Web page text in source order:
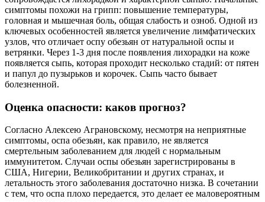
симптомы похожи на грипп: повышение температуры,
головная и мышечная боль, общая слабость и озноб. Одной из
ключевых особенностей является увеличение лимфатических
узлов, что отличает оспу обезьян от натуральной оспы и
ветрянки. Через 1-3 дня после появления лихорадки на коже
появляется сыпь, которая проходит несколько стадий: от пятен
и папул до пузырьков и корочек. Сыпь часто бывает
болезненной.
Оценка опасности: каков прогноз?
Согласно Алексею Аграновскому, несмотря на неприятные
симптомы, оспа обезьян, как правило, не является
смертельным заболеванием для людей с нормальным
иммунитетом. Случаи оспы обезьян зарегистрированы в
США, Нигерии, Великобритании и других странах, и
летальность этого заболевания достаточно низка. В сочетании
с тем, что оспа плохо передается, это делает ее маловероятным